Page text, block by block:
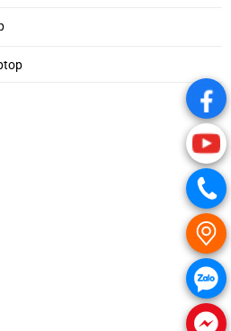
.
.
.
.
.
.